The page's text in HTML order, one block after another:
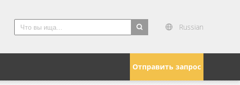
Russian
Отправить запрос